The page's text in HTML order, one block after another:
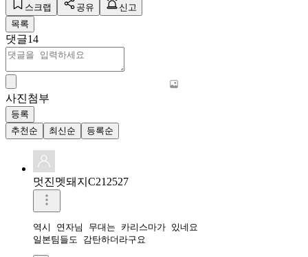
스크랩 공유
신고
목록
댓글14
사진첨부
등록
추천순
최신순 등록순
멋진멧돼지C212527
역시 연자님 무대는 카리스마가 있네요
일본팀들도 감탄하더라구요